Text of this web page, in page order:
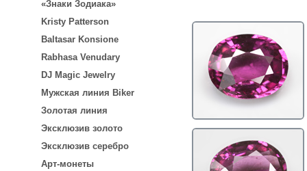
«Знаки Зодиака»
Kristy Patterson
Baltasar Konsione
Rabhasa Venudary
DJ Magic Jewelry
Мужская линия Biker
Золотая линия
Эксклюзив золото
Эксклюзив серебро
Арт-монеты